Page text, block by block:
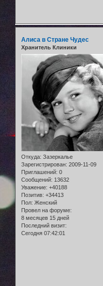
Алиса в Стране Чудес
Хранитель Клиники
Откуда: Зазеркалье
Зарегистрирован: 2009-11-09
Приглашений: 0
Сообщений: 13632
Уважение: +40188
Позитив: +34413
Пол: Женский
Провел на форуме:
8 месяцев 15 дней
Последний визит:
Сегодня 07:42:01